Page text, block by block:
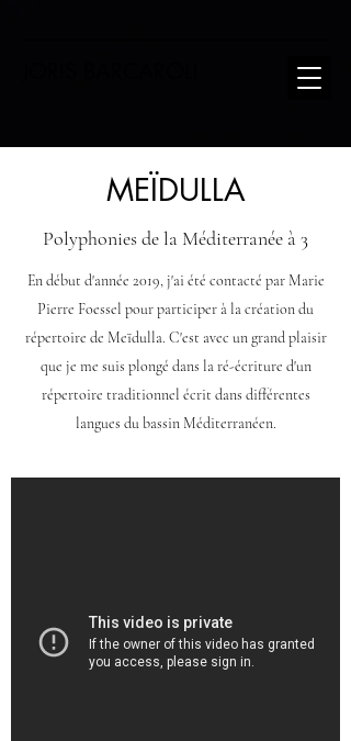
MEÏDULLA
Polyphonies de la Méditerranée à 3
En début d'année 2019, j'ai été contacté par Marie
Pierre Foessel pour participer à la création du
répertoire de Meïdulla. C'est avec un grand plaisir
que je me suis plongé dans la ré-écriture d'un
répertoire traditionnel écrit dans différentes
langues du bassin Méditerranéen.